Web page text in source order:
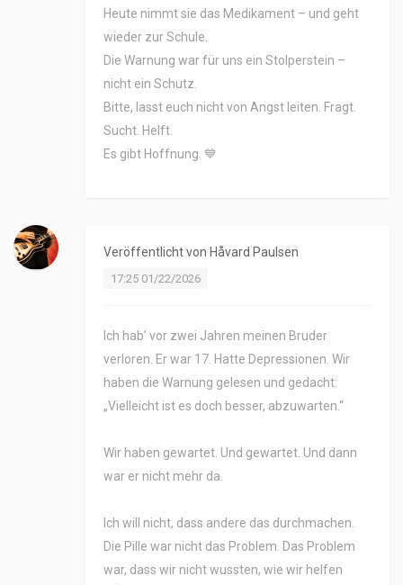
Heute nimmt sie das Medikament – und geht
wieder zur Schule.
Die Warnung war für uns ein Stolperstein –
nicht ein Schutz.
Bitte, lasst euch nicht von Angst leiten. Fragt.
Sucht. Helft.
Es gibt Hoffnung. 💙
Veröffentlicht von Håvard Paulsen
17:25 01/22/2026
Ich hab’ vor zwei Jahren meinen Bruder
verloren. Er war 17. Hatte Depressionen. Wir
haben die Warnung gelesen und gedacht:
„Vielleicht ist es doch besser, abzuwarten.“
Wir haben gewartet. Und gewartet. Und dann
war er nicht mehr da.
Ich will nicht, dass andere das durchmachen.
Die Pille war nicht das Problem. Das Problem
war, dass wir nicht wussten, wie wir helfen